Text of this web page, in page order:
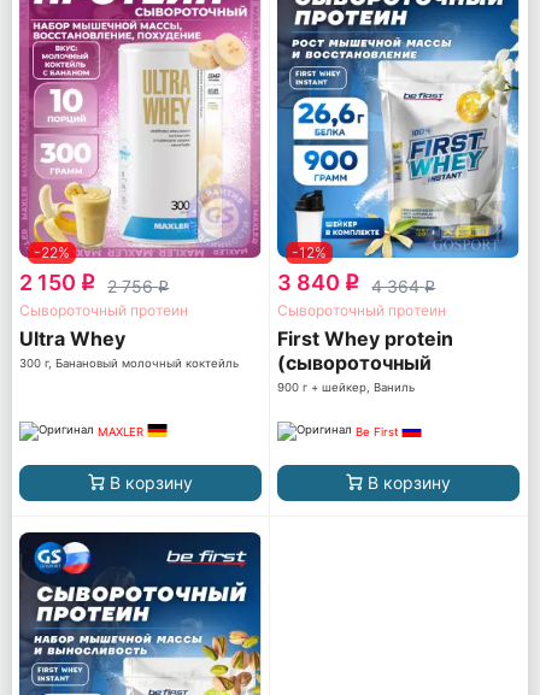
-22%
2 150 q 2 756q
Сывороточный протеин
Ultra Whey
300 г, Банановый молочный коктейль
MAXLER
В корзину
-12%
3 840 q 4 364q
Сывороточный протеин
First Whey protein
(сывороточный
протеин)
900 г + шейкер, Ваниль
Be First
В корзину